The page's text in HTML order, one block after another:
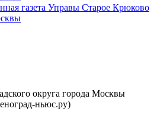
округа города Москвы
ньюс.ру)